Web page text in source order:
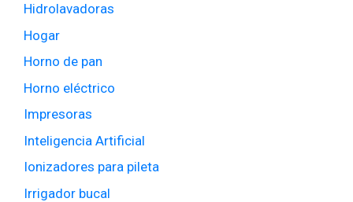
Hidrolavadoras
Hogar
Horno de pan
Horno eléctrico
Impresoras
Inteligencia Artificial
Ionizadores para pileta
Irrigador bucal